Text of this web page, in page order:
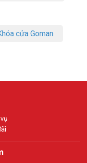
cửa Goman